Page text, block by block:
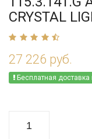
CRYSTAL
27 226 руб.
Бесплатная